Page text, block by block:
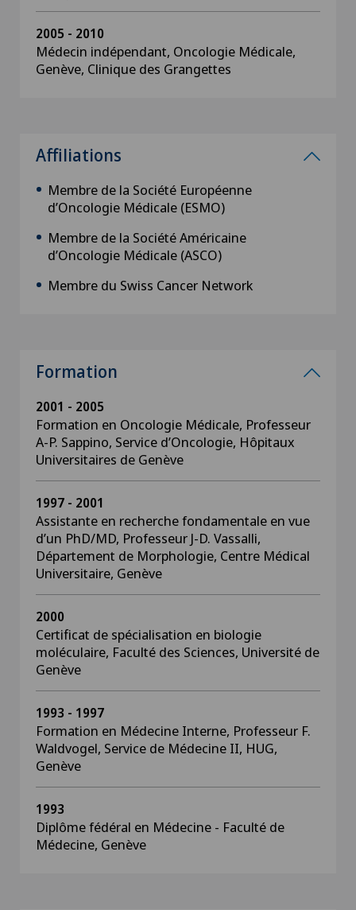
2005 - 2010
Médecin indépendant, Oncologie Médicale,
Genève, Clinique des Grangettes
Affiliations
Membre de la Société Européenne
d’Oncologie Médicale (ESMO)
Membre de la Société Américaine
d’Oncologie Médicale (ASCO)
Membre du Swiss Cancer Network
Formation
2001 - 2005
Formation en Oncologie Médicale, Professeur
A-P. Sappino, Service d’Oncologie, Hôpitaux
Universitaires de Genève
1997 - 2001
Assistante en recherche fondamentale en vue
d’un PhD/MD, Professeur J-D. Vassalli,
Département de Morphologie, Centre Médical
Universitaire, Genève
2000
Certificat de spécialisation en biologie
moléculaire, Faculté des Sciences, Université de
Genève
1993 - 1997
Formation en Médecine Interne, Professeur F.
Waldvogel, Service de Médecine II, HUG,
Genève
1993
Diplôme fédéral en Médecine - Faculté de
Médecine, Genève